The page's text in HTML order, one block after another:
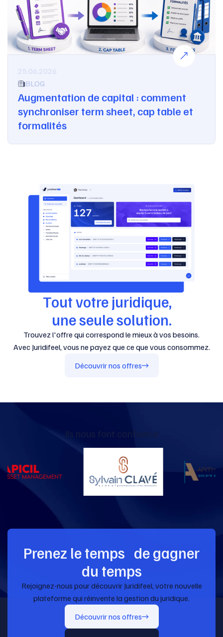
25.06.2026
BLOG
Augmentation de capital : comment
synchroniser term sheet, cap table et
formalités
Tout votre juridique,
une seule solution.
Trouvez l'offre qui correspond le mieux à vos besoins.
Avec Juridifeel, vous ne payez que ce que vous consommez.
Découvrir nos offres
Ils nous font confiance
Prenez le temps de gagner
du temps
Rejoignez-nous pour découvrir Juridifeel, votre nouvelle
plateforme qui réinvente la gestion du juridique.
Découvrir nos offres